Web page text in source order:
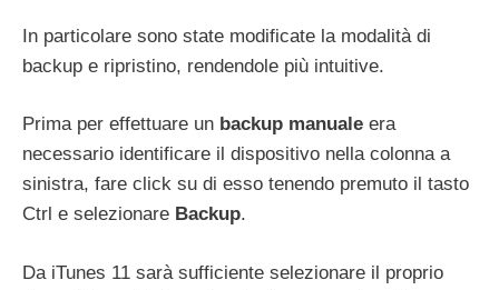
In particolare sono state modificate la modalità di
backup e ripristino, rendendole più intuitive.
Prima per effettuare un backup manuale era
necessario identificare il dispositivo nella colonna a
sinistra, fare click su di esso tenendo premuto il tasto
Ctrl e selezionare Backup.
Da iTunes 11 sarà sufficiente selezionare il proprio